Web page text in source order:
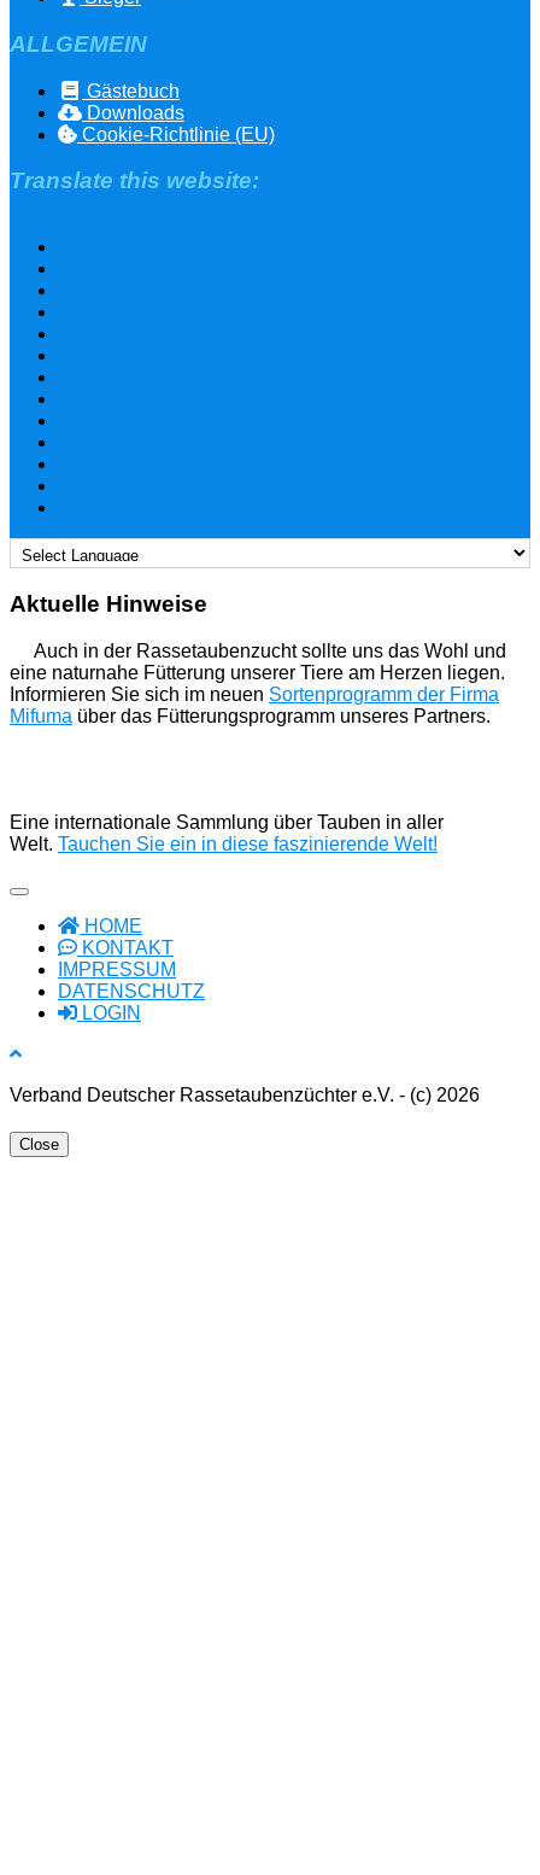
ALLGEMEIN
Gästebuch
Downloads
Cookie-Richtlinie (EU)
Translate this website:
Aktuelle Hinweise
Auch in der Rassetaubenzucht sollte uns das Wohl und
eine naturnahe Fütterung unserer Tiere am Herzen liegen.
Informieren Sie sich im neuen Sortenprogramm der Firma
Mifuma über das Fütterungsprogramm unseres Partners.
Eine internationale Sammlung über Tauben in aller
Welt. Tauchen Sie ein in diese faszinierende Welt!
HOME
KONTAKT
IMPRESSUM
DATENSCHUTZ
LOGIN
Verband Deutscher Rassetaubenzüchter e.V. - (c) 2026
Close